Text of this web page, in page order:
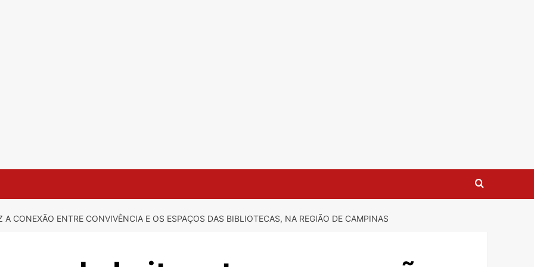
A CONEXÃO ENTRE CONVIVÊNCIA E OS ESPAÇOS DAS BIBLIOTECAS, NA REGIÃO DE CAMPINAS